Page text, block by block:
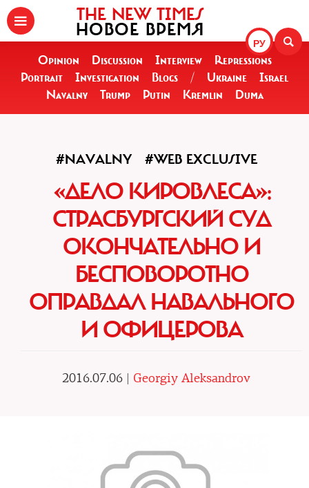
РУ
THE NEW TIMES
НОВОЕ ВРЕМЯ
Opinion Discussion Interview
Repressions
Portrait
Investigation Blogs / Ukraine
Israel
Navalny
Trump Putin Kremlin Duma
#NAVALNY #WEB EXCLUSIVE
«ДЕЛО КИРОВЛЕСА»:
СТРАСБУРГСКИЙ СУД
ОКОНЧАТЕЛЬНО И
БЕСПОВОРОТНО
ОПРАВДАЛ НАВАЛЬНОГО
И ОФИЦЕРОВА
2016.07.06 | Georgiy Aleksandrov